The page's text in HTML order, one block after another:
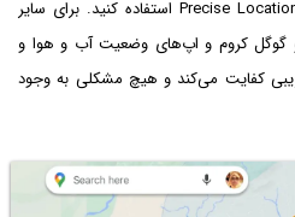
مربوط به سرویس تاکسی آنلاین، Precise Location استفاده کنید. برای سایر
گوگل کروم و اپ‌های وضعیت آب و هوا و
کفایت می‌کند و هیچ مشکلی به وجود